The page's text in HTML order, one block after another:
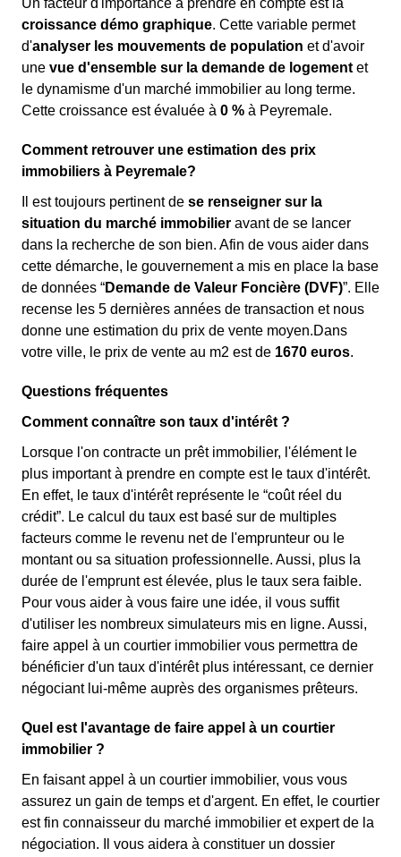
Un facteur d'importance à prendre en compte est la
croissance démo graphique. Cette variable permet
d'analyser les mouvements de population et d'avoir
une vue d'ensemble sur la demande de logement et
le dynamisme d'un marché immobilier au long terme.
Cette croissance est évaluée à 0 % à Peyremale.
Comment retrouver une estimation des prix
immobiliers à Peyremale?
Il est toujours pertinent de se renseigner sur la
situation du marché immobilier avant de se lancer
dans la recherche de son bien. Afin de vous aider dans
cette démarche, le gouvernement a mis en place la base
de données “Demande de Valeur Foncière (DVF)”. Elle
recense les 5 dernières années de transaction et nous
donne une estimation du prix de vente moyen.Dans
votre ville, le prix de vente au m2 est de 1670 euros.
Questions fréquentes
Comment connaître son taux d'intérêt ?
Lorsque l'on contracte un prêt immobilier, l'élément le
plus important à prendre en compte est le taux d'intérêt.
En effet, le taux d'intérêt représente le “coût réel du
crédit”. Le calcul du taux est basé sur de multiples
facteurs comme le revenu net de l'emprunteur ou le
montant ou sa situation professionnelle. Aussi, plus la
durée de l'emprunt est élevée, plus le taux sera faible.
Pour vous aider à vous faire une idée, il vous suffit
d'utiliser les nombreux simulateurs mis en ligne. Aussi,
faire appel à un courtier immobilier vous permettra de
bénéficier d'un taux d'intérêt plus intéressant, ce dernier
négociant lui-même auprès des organismes prêteurs.
Quel est l'avantage de faire appel à un courtier
immobilier ?
En faisant appel à un courtier immobilier, vous vous
assurez un gain de temps et d'argent. En effet, le courtier
est fin connaisseur du marché immobilier et expert de la
négociation. Il vous aidera à constituer un dossier